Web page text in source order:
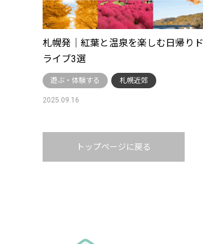
札幌発｜紅葉と温泉を楽しむ日帰りド
ライブ3選
遊ぶ・体験する 札幌近郊
2025.09.16
トップページに戻る